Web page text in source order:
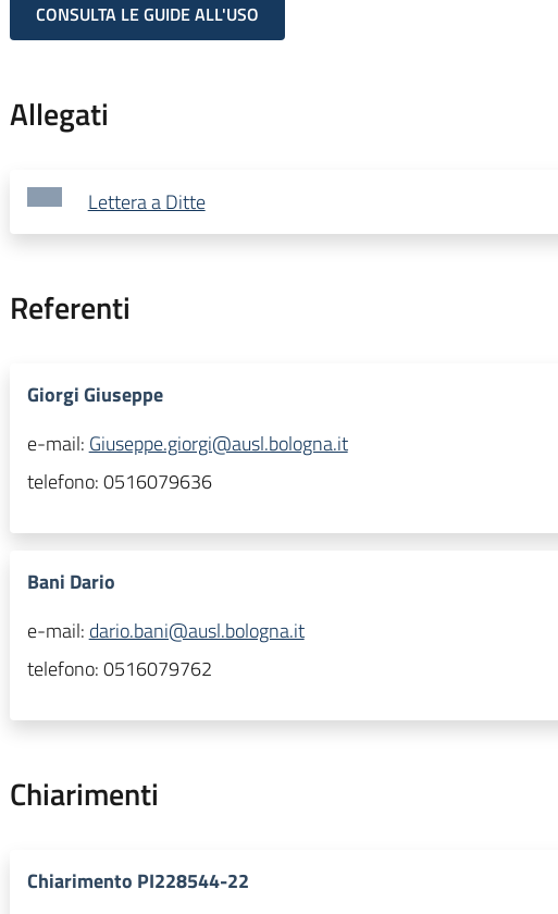
CONSULTA LE GUIDE ALL'USO
Allegati
Lettera a Ditte
Referenti
Giorgi Giuseppe
e-mail: Giuseppe.giorgi@ausl.bologna.it
telefono:0516079636
Bani Dario
e-mail: dario.bani@ausl.bologna.it
telefono:0516079762
Chiarimenti
Chiarimento PI228544-22